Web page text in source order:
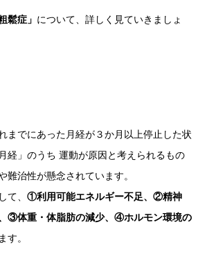
鬆症」 について、詳しく見ていきましょ
までにあった月経が３か月以上停止した状
経」のうち 運動が原因と考えられるもの
難治性が懸念されています。
て、 ①利用可能エネルギー不足、②精神
③体重・体脂肪の減少、④ホルモン環境の
す。